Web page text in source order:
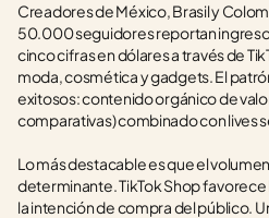
Creadores de México, Brasil y
50.000 seguidores reportan
cinco cifras en dólares a través de
moda, cosmética y gadgets. El
exitosos: contenido orgánico de
comparativas) combinado con lives
Lo más destacable es que el
determinante. TikTok Shop
la intención de compra del público.